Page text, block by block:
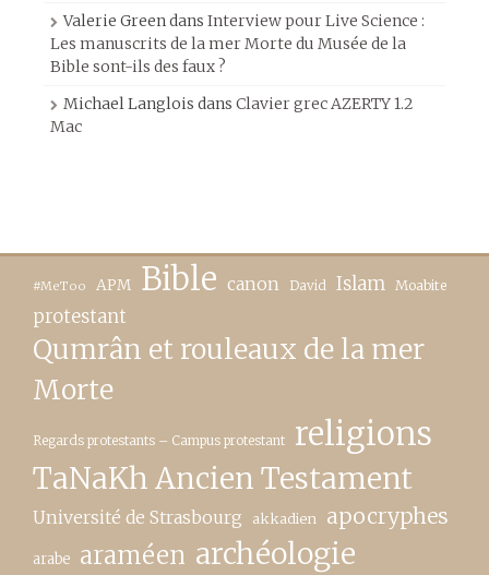
Valerie Greendans Interview pour Live Science :
Les manuscrits de la mer Morte du Musée de la
Bible sont-ils des faux ?
Michael Langlois dans Clavier grec AZERTY 1.2
Mac
#MeToo APM Bible canon David Islam Moabite
protestant
Qumrân et rouleaux de la mer
Morte
Regards protestants – Campus protestant religions
TaNaKh Ancien Testament
Université de Strasbourg akkadien apocryphes
arabe araméen archéologie